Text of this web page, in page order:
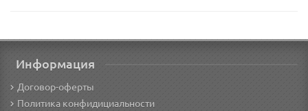
Информация
Договор-оферты
Политика конфидициальности